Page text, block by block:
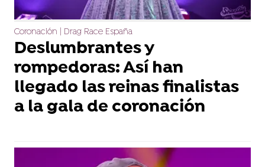
Coronación | Drag Race España
Deslumbrantes y
rompedoras: Así han
llegado las reinas finalistas
a la gala de coronación